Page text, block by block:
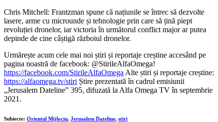
Chris Mitchell: Frantzman spune că națiunile se întrec să dezvolte
lasere, arme cu microunde și tehnologie prin care să țină piept
revoluției dronelor, iar victoria în următorul conflict major ar putea
depinde de cine câștigă războiul dronelor.
Urmărește acum cele mai noi știri și reportaje creștine accesând pe
pagina noastră de facebook: @StirileAlfaOmega!
https://facebook.com/StirileAlfaOmega Alte știri și reportaje creștine:
https://alfaomega.tv/stiri Știre prezentată în cadrul emisiunii
„Jerusalem Dateline” 395, difuzată la Alfa Omega TV în septembrie
2021.
Subiecte: Orientul Mijlociu, Jerusalem Dateline, stiri